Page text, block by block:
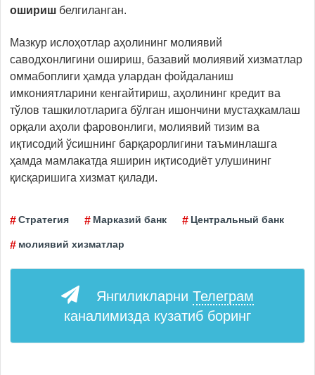
ошириш белгиланган.
Мазкур ислоҳотлар аҳолининг молиявий
саводхонлигини ошириш, базавий молиявий хизматлар
оммабоплиги ҳамда улардан фойдаланиш
имкониятларини кенгайтириш, аҳолининг кредит ва
тўлов ташкилотларига бўлган ишончини мустаҳкамлаш
орқали аҳоли фаровонлиги, молиявий тизим ва
иқтисодий ўсишнинг барқарорлигини таъминлашга
ҳамда мамлакатда яширин иқтисодиёт улушининг
қисқаришига хизмат қилади.
Стратегия Марказий банк Центральный банк
молиявий хизматлар
Янгиликларни Телеграм
каналимизда кузатиб боринг